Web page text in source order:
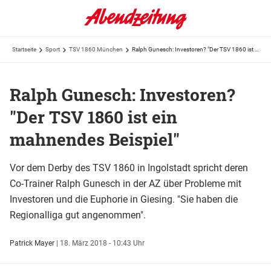
Startseite Sport TSV 1860 München
Ralph Gunesch: Investoren?
"Der TSV 1860 ist ein
mahnendes Beispiel"
Vor dem Derby des TSV 1860 in Ingolstadt spricht deren
Co-Trainer Ralph Gunesch in der AZ über Probleme mit
Investoren und die Euphorie in Giesing. "Sie haben die
Regionalliga gut angenommen".
Patrick Mayer | 18. März 2018 - 10:43 Uhr